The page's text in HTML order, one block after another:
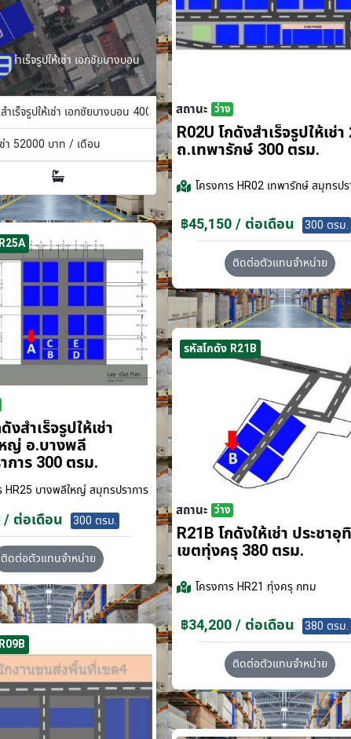
สำเร็จรูปให้เช่า เอกชัยบางบอน
ำเร็จรูปให้เช่า เอกชัยบางบอน 400 ตรม.
า 52000 บาท / เดือน
สถานะ ว่าง
R02U โกดังสำเร็จรูปให้เช่า
ถ.เทพารักษ์ 300 ตรม.
โครงการHR02 เทพารักษ์ สมุทรปร
฿45,150 / ต่อเดือน 300 ตรม.
ติดต่อตัวแทนจำหน่าย
งสำเร็จรูปให้เช่า
ญ่ อ.บางพลี
การ 300 ตรม.
HR25 บางพลีใหญ่ สมุทรปราการ
/ ต่อเดือน 300 ตรม.
ติดต่อตัวแทนจำหน่าย
รหัสโกดัง R21B
สถานะ ว่าง
R21B โกดังให้เช่า ประชาอุ
เขตทุ่งครุ 380 ตรม.
โครงการHR21 ทุ่งครุ กทม
฿34,200 / ต่อเดือน 380 ตรม.
ติดต่อตัวแทนจำหน่าย